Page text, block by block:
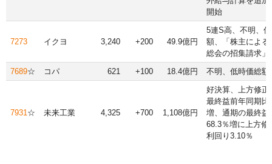
開始
7273 イクヨ 3,240 +200 49.9億円
5連S高、不明、
額、「株主による
総会の招集請求」
7689☆ コパ 621 +100 18.4億円 不明、低時価総額
7931 ☆ 未来工業 4,325 +700 1,108億円
好決算、上方修正
最終益前年同期比
増、通期の最終益
68.3％増に上方修
利回り3.10％